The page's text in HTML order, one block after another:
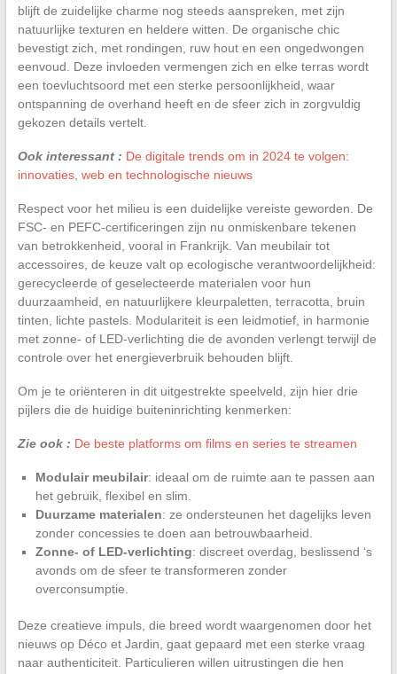
blijft de zuidelijke charme nog steeds aanspreken, met zijn
natuurlijke texturen en heldere witten. De organische chic
bevestigt zich, met rondingen, ruw hout en een ongedwongen
eenvoud. Deze invloeden vermengen zich en elke terras wordt
een toevluchtsoord met een sterke persoonlijkheid, waar
ontspanning de overhand heeft en de sfeer zich in zorgvuldig
gekozen details vertelt.
Ook interessant : De digitale trends om in 2024 te volgen:
innovaties, web en technologische nieuws
Respect voor het milieu is een duidelijke vereiste geworden. De
FSC- en PEFC-certificeringen zijn nu onmiskenbare tekenen
van betrokkenheid, vooral in Frankrijk. Van meubilair tot
accessoires, de keuze valt op ecologische verantwoordelijkheid:
gerecycleerde of geselecteerde materialen voor hun
duurzaamheid, en natuurlijkere kleurpaletten, terracotta, bruin
tinten, lichte pastels. Modulariteit is een leidmotief, in harmonie
met zonne- of LED-verlichting die de avonden verlengt terwijl de
controle over het energieverbruik behouden blijft.
Om je te oriënteren in dit uitgestrekte speelveld, zijn hier drie
pijlers die de huidige buiteninrichting kenmerken:
Zie ook : De beste platforms om films en series te streamen
Modulair meubilair: ideaal om de ruimte aan te passen aan
het gebruik, flexibel en slim.
Duurzame materialen: ze ondersteunen het dagelijks leven
zonder concessies te doen aan betrouwbaarheid.
Zonne- of LED-verlichting: discreet overdag, beslissend ‘s
avonds om de sfeer te transformeren zonder
overconsumptie.
Deze creatieve impuls, die breed wordt waargenomen door het
nieuws op Déco et Jardin, gaat gepaard met een sterke vraag
naar authenticiteit. Particulieren willen uitrustingen die hen